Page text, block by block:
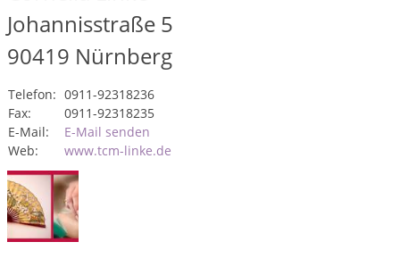
Johannisstraße 5
90419 Nürnberg
Telefon: 0911-92318236
Fax:
0911-92318235
E-Mail:
E-Mail senden
Web:
www.tcm-linke.de